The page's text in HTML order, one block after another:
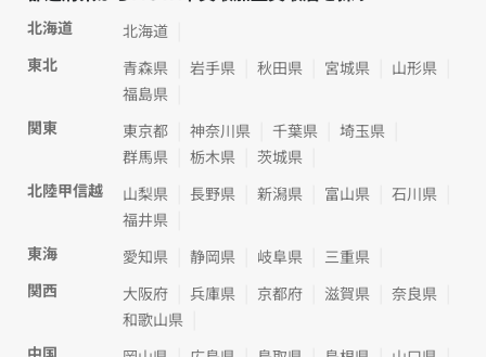
北海道
北海道
東北
青森県 岩手県 秋田県 宮城県
山形県
福島県
関東
東京都 神奈川県 千葉県
埼玉県
群馬県
栃木県
茨城県
北陸甲信越
山梨県 長野県 新潟県 富山県
石川県
福井県
東海
愛知県 静岡県 岐阜県
三重県
関西
大阪府 兵庫県 京都府 滋賀県
奈良県
和歌山県